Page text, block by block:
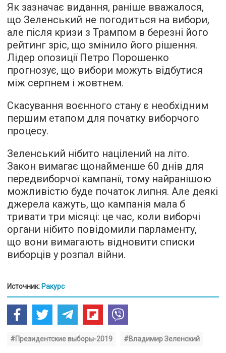
Як зазначає видання, раніше вважалося,
що Зеленський не погодиться на вибори,
але після кризи з Трампом в березні його
рейтинг зріс, що змінило його рішення.
Лідер опозиції Петро Порошенко
прогнозує, що вибори можуть відбутися
між серпнем і жовтнем.
Скасування воєнного стану є необхідним
першим етапом для початку виборчого
процесу.
Зеленський нібито націлений на літо.
Закон вимагає щонайменше 60 днів для
передвиборчої кампанії, тому найранішою
можливістю буде початок липня. Але деякі
джерела кажуть, що кампанія мала б
тривати три місяці: це час, коли виборчі
органи нібито повідомили парламенту,
що вони вимагають відновити списки
виборців у розпал війни.
Источник: Ракурс
#Президентские выборы-2019 #Владимир Зеленский